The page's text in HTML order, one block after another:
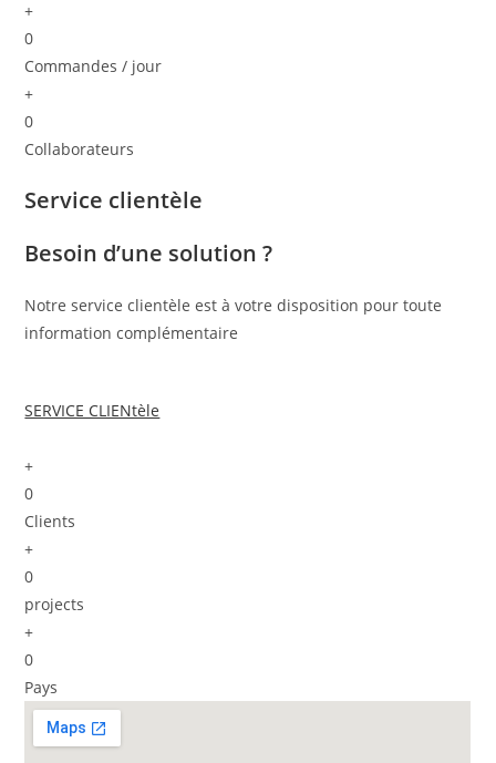
+
0
Commandes / jour
+
0
Collaborateurs
Service clientèle
Besoin d’une solution ?
Notre service clientèle est à votre disposition pour toute
information complémentaire
SERVICE CLIENtèle
+
0
Clients
+
0
projects
+
0
Pays